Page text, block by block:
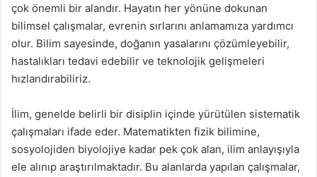
çok önemli bir alandır. Hayatın her yönüne dokunan
bilimsel çalışmalar, evrenin sırlarını anlamamıza yardımcı
olur. Bilim sayesinde, doğanın yasalarını çözümleyebilir,
hastalıkları tedavi edebilir ve teknolojik gelişmeleri
hızlandırabiliriz.
İlim, genelde belirli bir disiplin içinde yürütülen sistematik
çalışmaları ifade eder. Matematikten fizik bilimine,
sosyolojiden biyolojiye kadar pek çok alan, ilim anlayışıyla
ele alınıp araştırılmaktadır. Bu alanlarda yapılan çalışmalar,